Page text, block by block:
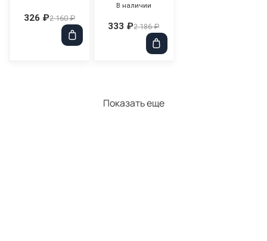
326 ₽2 160 ₽
В наличии
333 ₽2 186 ₽
Показать еще